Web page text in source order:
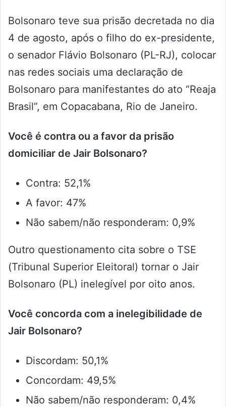
Bolsonaro teve sua prisão decretada no dia
4 de agosto, após o filho do ex-presidente,
o senador Flávio Bolsonaro (PL-RJ), colocar
nas redes sociais uma declaração de
Bolsonaro para manifestantes do ato “Reaja
Brasil”, em Copacabana, Rio de Janeiro.
Você é contra ou a favor da prisão
domiciliar de Jair Bolsonaro?
Contra: 52,1%
A favor: 47%
Não sabem/não responderam: 0,9%
Outro questionamento cita sobre o TSE
(Tribunal Superior Eleitoral) tornar o Jair
Bolsonaro (PL) inelegível por oito anos.
Você concorda com a inelegibilidade de
Jair Bolsonaro?
Discordam: 50,1%
Concordam: 49,5%
Não sabem/não responderam: 0,4%